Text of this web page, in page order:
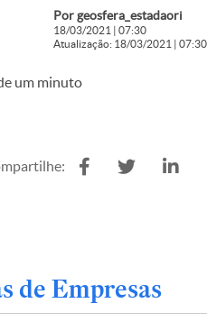
Por geosfera_estadaori
18/03/2021 | 07:30
Atualização: 18/03/2021 | 07:30
um minuto
de Empresas